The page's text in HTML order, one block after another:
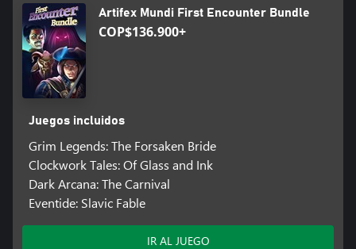
Artifex Mundi First Encounter Bundle
COP$136.900+
Juegos incluidos
Grim Legends: The Forsaken Bride
Clockwork Tales: Of Glass and Ink
Dark Arcana: The Carnival
Eventide: Slavic Fable
IR AL JUEGO